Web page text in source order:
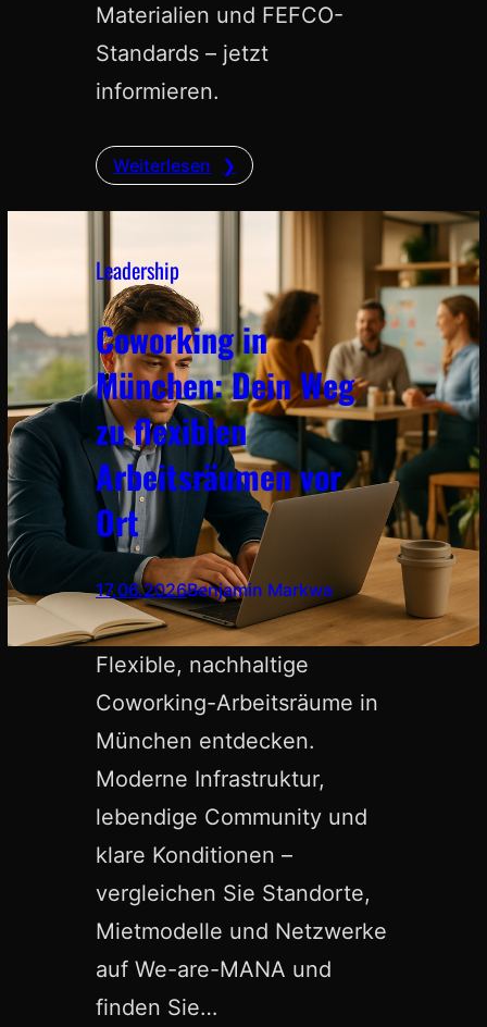
Materialien und FEFCO-
Standards – jetzt
informieren.
Weiterlesen
Leadership
Coworking in
München: Dein Weg
zu flexiblen
Arbeitsräumen vor
Ort
17.06.2026Benjamin Markwa
Flexible, nachhaltige
Coworking-Arbeitsräume in
München entdecken.
Moderne Infrastruktur,
lebendige Community und
klare Konditionen –
vergleichen Sie Standorte,
Mietmodelle und Netzwerke
auf We-are-MANA und
finden Sie…